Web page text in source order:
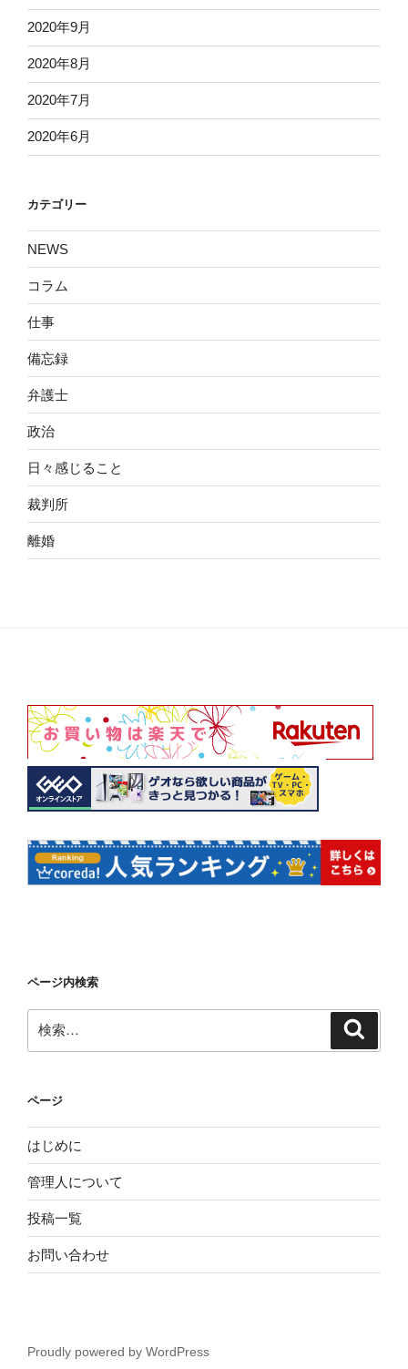
2020年9月
2020年8月
2020年7月
2020年6月
カテゴリー
NEWS
コラム
仕事
備忘録
弁護士
政治
日々感じること
裁判所
離婚
ページ内検索
検
索:
ページ
はじめに
管理人について
投稿一覧
お問い合わせ
Proudly powered by WordPress